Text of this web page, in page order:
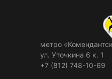
метро
ул. Уточкина 6 к. 1
+7 (812) 748-10-69